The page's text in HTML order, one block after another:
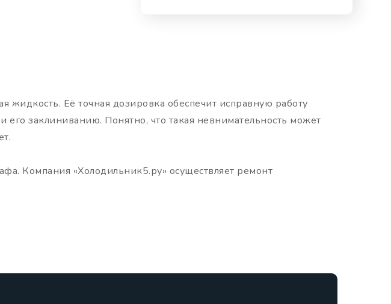
Её точная дозировка обеспечит исправную работу
заклиниванию. Понятно, что такая невнимательность может
Компания «Холодильник5.ру» осуществляет ремонт